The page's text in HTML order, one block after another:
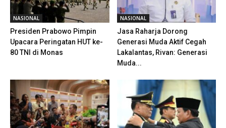
NASIONAL
Presiden Prabowo Pimpin
Upacara Peringatan HUT ke-
80 TNI di Monas
NASIONAL
Jasa Raharja Dorong
Generasi Muda Aktif Cegah
Lakalantas, Rivan: Generasi
Muda...